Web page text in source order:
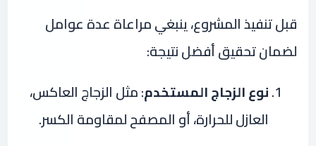
قبل تنفيذ المشروع، ينبغي مراعاة عدة عوامل
لضمان تحقيق أفضل نتيجة:
نوع الزجاج المستخدم: مثل الزجاج العاكس،
العازل للحرارة، أو المصفح لمقاومة الكسر.